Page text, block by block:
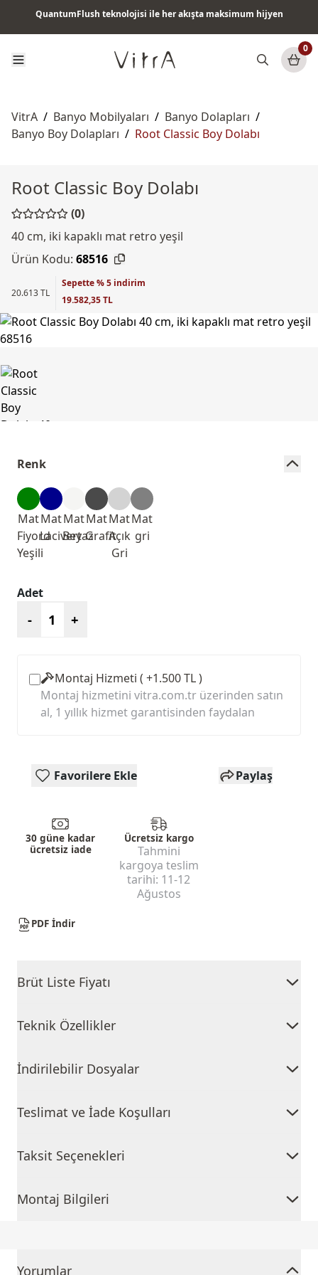
Tüm ürünlerde vade farksız 6 ay taksit & ücretsiz kargo
0
VitrA / Banyo Mobilyaları / Banyo Dolapları /
Banyo Boy Dolapları / Root Classic Boy Dolabı
Root Classic Boy Dolabı
(0)
40 cm, iki kapaklı mat retro yeşil
Ürün Kodu: 68516
20.613 TL
Sepette % 5 indirim
19.582,35 TL
Renk
Mat
Fiyord
Yeşili
Mat
Lacivert
Mat
Beyaz
Mat
Grafit
Mat
Açık
Gri
Mat
gri
Adet
- +
Montaj Hizmeti ( +1.500 TL )
Montaj hizmetini vitra.com.tr üzerinden satın
al, 1 yıllık hizmet garantisinden faydalan
Favorilere Ekle Paylaş
30 güne kadar
ücretsiz iade
Ücretsiz kargo
Tahmini
kargoya teslim
tarihi: 11-12
Ağustos
PDF İndir
Brüt Liste Fiyatı
Teknik Özellikler
İndirilebilir Dosyalar
Teslimat ve İade Koşulları
Taksit Seçenekleri
Montaj Bilgileri
Yorumlar